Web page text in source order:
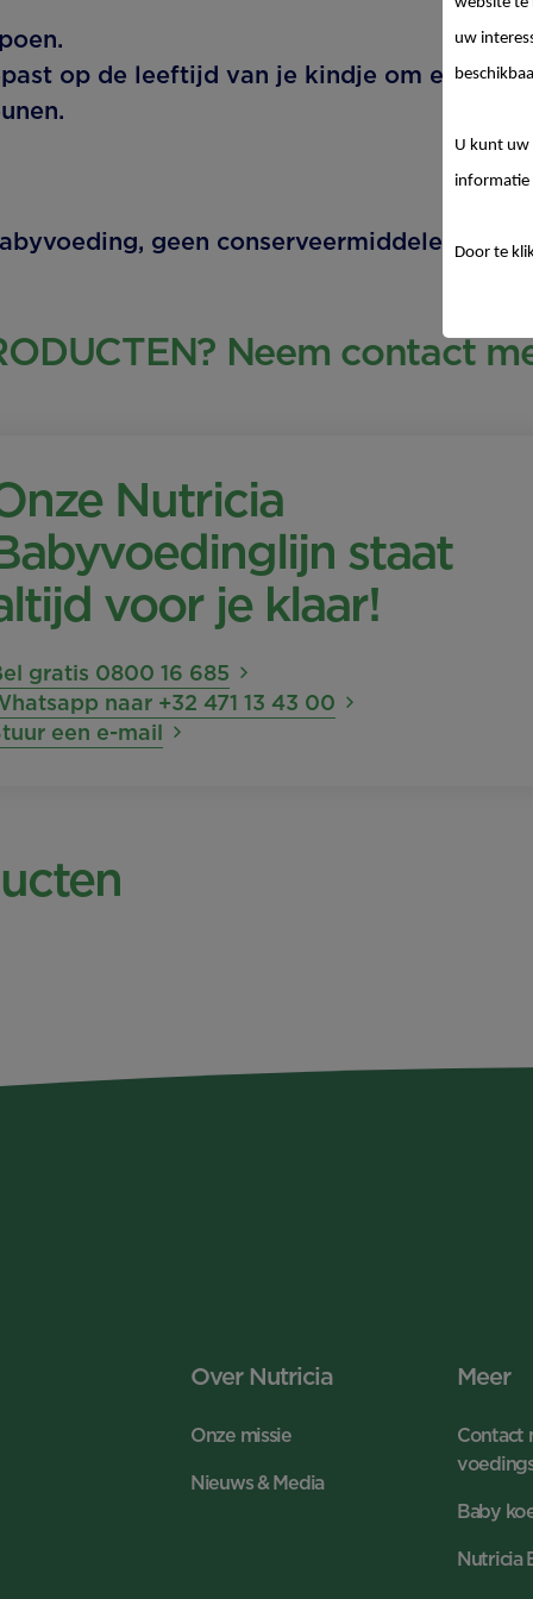
op de leeftijd van je kindje om een
geen conserveermiddelen.
Neem contact
Nutricia
staat
voor je klaar!
gratis 0800 16 685
naar +32 471 13 43 00
een e-mail
Over Nutricia
Onze missie
Nieuws & Media
Meer
Contact
Baby
Nutricia
uw
U kunt uw
informatie
Door te